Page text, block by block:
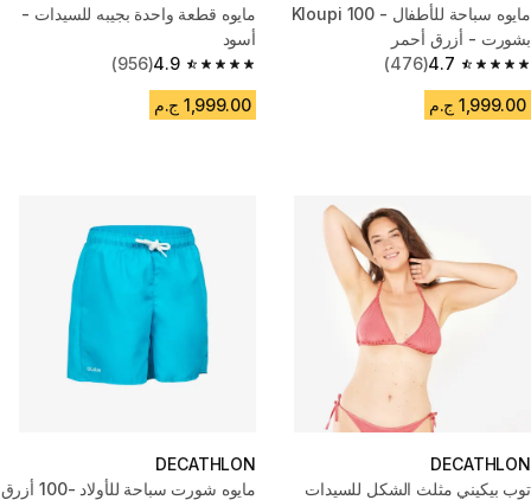
مايوه سباحة للأطفال - 100 Kloupi
بشورت - أزرق أحمر
4.7
4.7 out of 5 stars from 476 reviews
(476)
1,999.00 ج.م
مايوه قطعة واحدة بجيبه للسيدات -
أسود
4.9
4.9 out of 5 stars from 956 reviews
(956)
1,999.00 ج.م
DECATHLON
توب بيكيني مثلث الشكل للسيدات
DECATHLON
مايوه شورت سباحة للأولاد -100 أزرق